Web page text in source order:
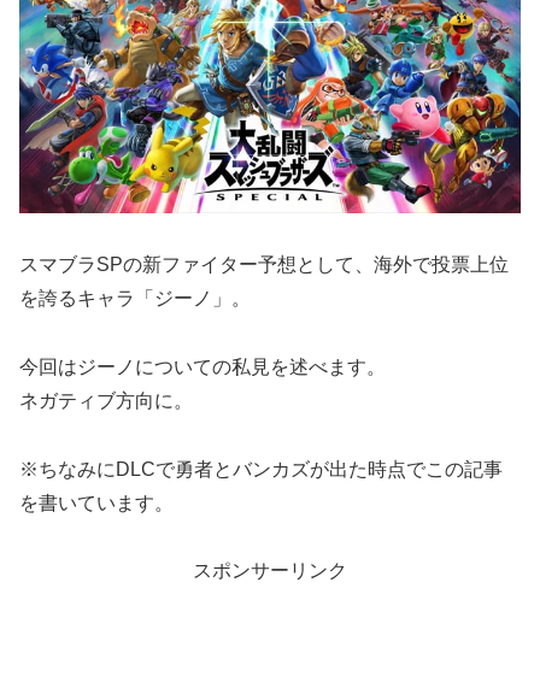
スマブラSPの新ファイター予想として、海外で投票上位
を誇るキャラ「ジーノ」。
今回はジーノについての私見を述べます。
ネガティブ方向に。
※ちなみにDLCで勇者とバンカズが出た時点でこの記事
を書いています。
スポンサーリンク